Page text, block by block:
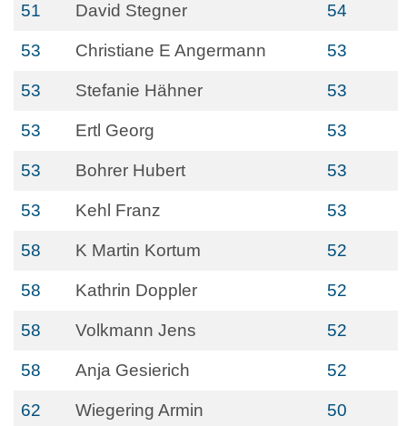
51 David Stegner 54
53 Christiane E Angermann 53
53 Stefanie Hähner 53
53 Ertl Georg 53
53 Bohrer Hubert 53
53 Kehl Franz 53
58 K Martin Kortum 52
58 Kathrin Doppler 52
58 Volkmann Jens 52
58 Anja Gesierich 52
62 Wiegering Armin 50